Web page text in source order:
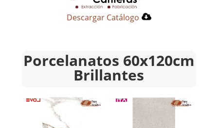
Descargar Catálogo
Porcelanatos 60x120cm
Brillantes